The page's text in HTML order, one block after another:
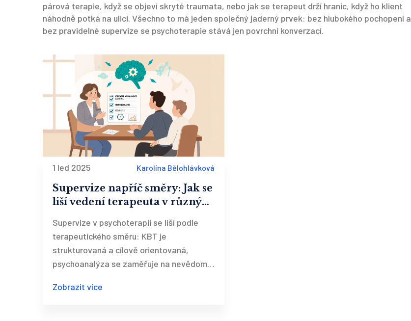
párová terapie, když se objeví skryté traumata, nebo jak se terapeut drží hranic, když ho klient
náhodně potká na ulici. Všechno to má jeden společný jaderný prvek: bez hlubokého pochopení a
bez pravidelné supervize se psychoterapie stává jen povrchní konverzací.
1 led 2025 Karolína Bělohlávková
Supervize napříč směry: Jak se
liší vedení terapeuta v různých
Supervize v psychoterapii se liší podle
terapeutického směru: KBT je
strukturovaná a cílově orientovaná,
psychoanalýza se zaměřuje na nevědomé
autentičnost vztahu. Zjisti, jaký přístup ti
Zobrazit více